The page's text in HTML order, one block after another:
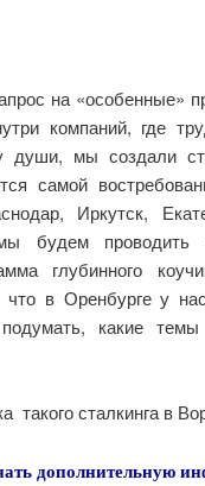
на «особенные»
компаний, где
души, мы создали
самой
Иркутск,
будем проводить
глубинного
в Оренбурге у
подумать, какие
такого сталкинга в
дополнительную